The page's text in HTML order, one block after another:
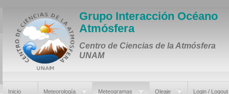
Grupo Interacción Océano
Atmósfera
Centro de Ciencias de la Atmósfera
UNAM
Inicio Meteorología Meteogramas Oleaje Login / Logout